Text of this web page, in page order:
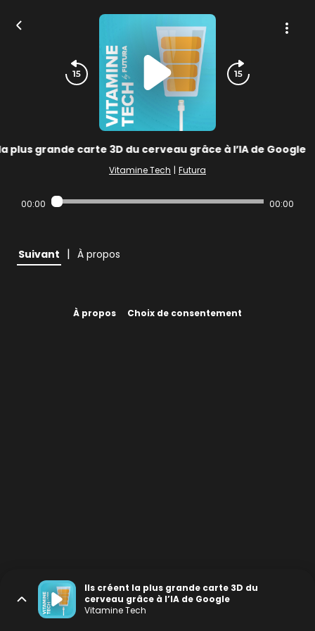
plus grande carte 3D du cerveau grâce à l’IA de Google
Vitamine Tech | Futura
00:00 00:00
Suivant | À propos
À propos Choix de consentement
Ils créent la plus grande carte 3D du
cerveau grâce à l’IA de Google
Vitamine Tech